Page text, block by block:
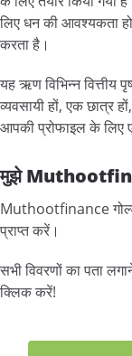
लिए धन की आवश्यकता
करता है।
यह ऋण विभिन्न वित्तीय
व्यवसायी हों, एक छात्र
आपकी प्रोफाइल के लिए
मुझे
Muthootfinance
प्राप्त करें।
सभी विवरणों का पता
क्लिक करें!